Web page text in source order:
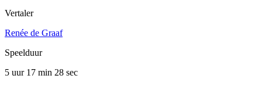
Vertaler
Renée de Graaf
Speelduur
5 uur 17 min 28 sec